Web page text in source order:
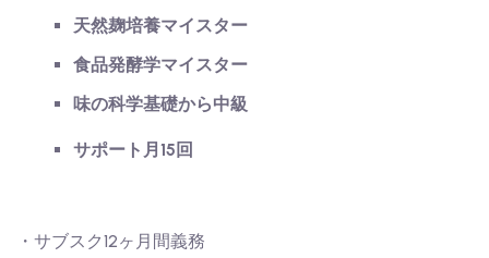
天然麹培養マイスター
食品発酵学マイスター
味の科学基礎から中級
サポート月15回
・サブスク12ヶ月間義務